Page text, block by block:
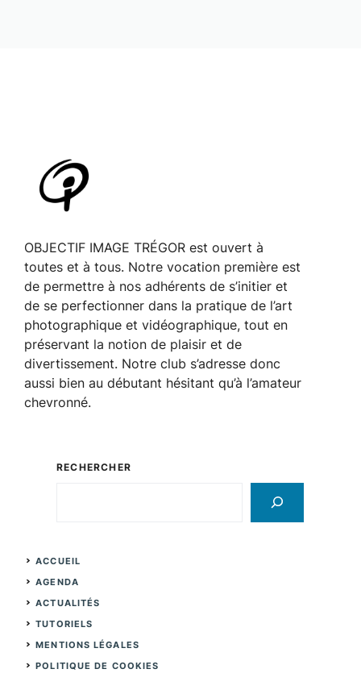
OBJECTIF IMAGE TRÉGOR est ouvert à
toutes et à tous. Notre vocation première est
de permettre à nos adhérents de s’initier et
de se perfectionner dans la pratique de l’art
photographique et vidéographique, tout en
préservant la notion de plaisir et de
divertissement. Notre club s’adresse donc
aussi bien au débutant hésitant qu’à l’amateur
chevronné.
RECHERCHER
ACCUEIL
AGENDA
ACTUALITÉS
TUTORIELS
MENTIONS LÉGALES
POLITIQUE DE COOKIES